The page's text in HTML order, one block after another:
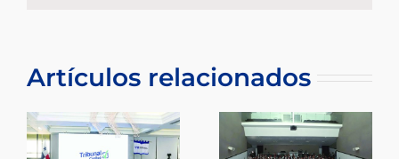
Artículos relacionados